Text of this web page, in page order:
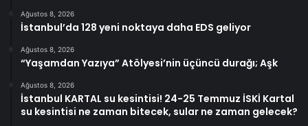
Ağustos 8, 2026
İstanbul’da 128 yeni noktaya daha EDS geliyor
Ağustos 8, 2026
“Yaşamdan Yazıya” Atölyesi’nin üçüncü durağı; Aşk
Ağustos 8, 2026
İstanbul KARTAL su kesintisi! 24-25 Temmuz İSKİ Kartal
su kesintisi ne zaman bitecek, sular ne zaman gelecek?